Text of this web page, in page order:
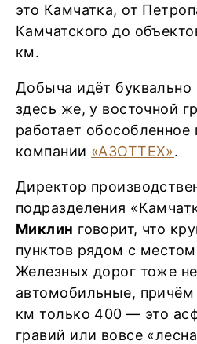
это Камчатка, от
Камчатского до
км.
Добыча идёт
здесь же, у восточной
работает обособленное
компании «АЗОТТЕХ».
Директор
подразделения
Миклин говорит, что
пунктов рядом с
Железных дорог тоже
автомобильные, причём
км только 400 ― это
гравий или вовсе